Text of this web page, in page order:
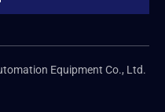
Equipment Co., Ltd.